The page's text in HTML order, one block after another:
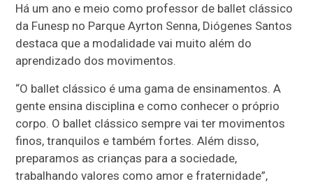
Há um ano e meio como professor de ballet clássico
da Funesp no Parque Ayrton Senna, Diógenes Santos
destaca que a modalidade vai muito além do
aprendizado dos movimentos.
“O ballet clássico é uma gama de ensinamentos. A
gente ensina disciplina e como conhecer o próprio
corpo. O ballet clássico sempre vai ter movimentos
finos, tranquilos e também fortes. Além disso,
preparamos as crianças para a sociedade,
trabalhando valores como amor e fraternidade”,